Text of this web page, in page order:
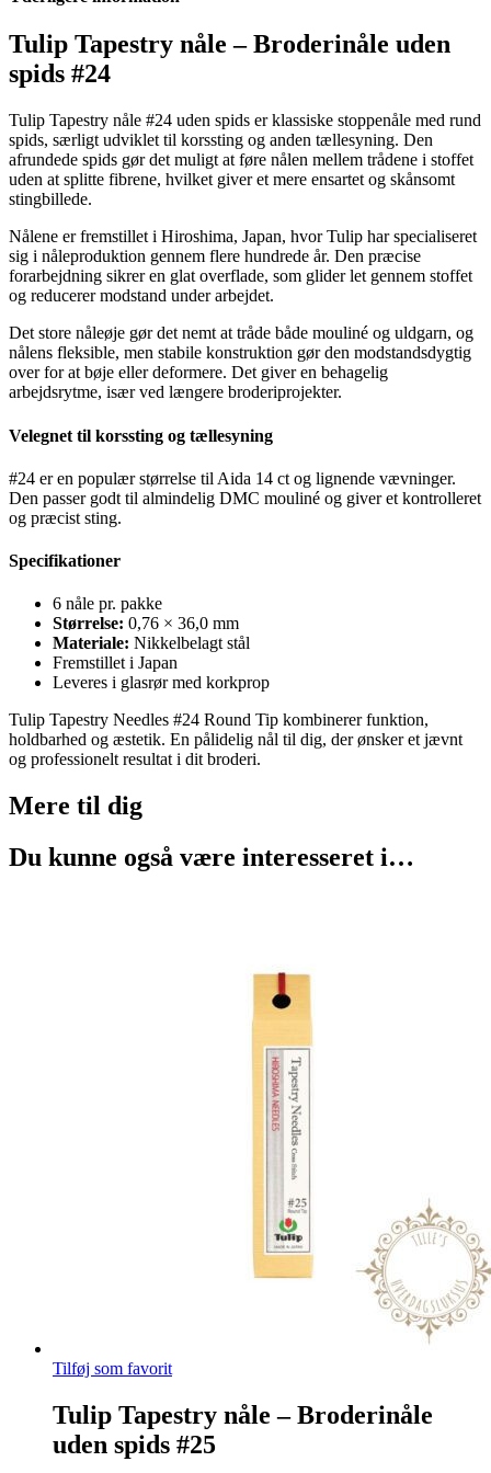
spids
#24
antal
Tulip Tapestry nåle – Broderinåle uden
spids #24
Tulip Tapestry nåle #24 uden spids er klassiske stoppenåle med rund
spids, særligt udviklet til korssting og anden tællesyning. Den
afrundede spids gør det muligt at føre nålen mellem trådene i stoffet
uden at splitte fibrene, hvilket giver et mere ensartet og skånsomt
stingbillede.
Nålene er fremstillet i Hiroshima, Japan, hvor Tulip har specialiseret
sig i nåleproduktion gennem flere hundrede år. Den præcise
forarbejdning sikrer en glat overflade, som glider let gennem stoffet
og reducerer modstand under arbejdet.
Det store nåleøje gør det nemt at tråde både mouliné og uldgarn, og
nålens fleksible, men stabile konstruktion gør den modstandsdygtig
over for at bøje eller deformere. Det giver en behagelig
arbejdsrytme, især ved længere broderiprojekter.
Velegnet til korssting og tællesyning
#24 er en populær størrelse til Aida 14 ct og lignende vævninger.
Den passer godt til almindelig DMC mouliné og giver et kontrolleret
og præcist sting.
Specifikationer
6 nåle pr. pakke
Størrelse: 0,76 × 36,0 mm
Materiale: Nikkelbelagt stål
Fremstillet i Japan
Leveres i glasrør med korkprop
Tulip Tapestry Needles #24 Round Tip kombinerer funktion,
holdbarhed og æstetik. En pålidelig nål til dig, der ønsker et jævnt
og professionelt resultat i dit broderi.
Mere til dig
Du kunne også være interesseret i…
Tilføj som favorit
Tulip Tapestry nåle – Broderinåle
uden spids #25